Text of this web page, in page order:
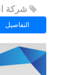
شركة
التفاصيل